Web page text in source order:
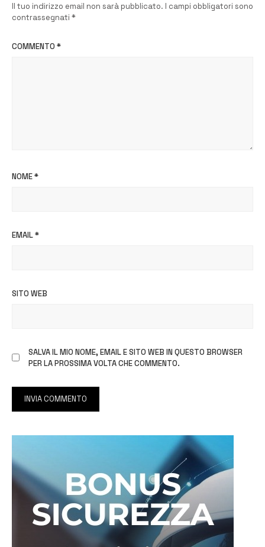
Il tuo indirizzo email non sarà pubblicato. I campi obbligatori sono
contrassegnati *
COMMENTO *
NOME*
EMAIL*
SITO WEB
SALVA IL MIO NOME, EMAIL E SITO WEB IN QUESTO BROWSER
PER LA PROSSIMA VOLTA CHE COMMENTO.